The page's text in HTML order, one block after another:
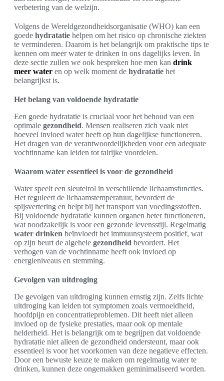
verbetering van de welzijn.
Volgens de Wereldgezondheidsorganisatie (WHO) kan een
goede hydratatie helpen om het risico op chronische ziekten
te verminderen. Daarom is het belangrijk om praktische tips te
kennen om meer water te drinken in ons dagelijks leven. In
deze sectie zullen we ook bespreken hoe men kan drink
meer water en op welk moment de hydratatie het
belangrijkst is.
Het belang van voldoende hydratatie
Een goede hydratatie is cruciaal voor het behoud van een
optimale gezondheid. Mensen realiseren zich vaak niet
hoeveel invloed water heeft op hun dagelijkse functioneren.
Het dragen van de verantwoordelijkheden voor een adequate
vochtinname kan leiden tot talrijke voordelen.
Waarom water essentieel is voor de gezondheid
Water speelt een sleutelrol in verschillende lichaamsfuncties.
Het reguleert de lichaamstemperatuur, bevordert de
spijsvertering en helpt bij het transport van voedingsstoffen.
Bij voldoende hydratatie kunnen organen beter functioneren,
wat noodzakelijk is voor een gezonde levensstijl. Regelmatig
water drinken beïnvloedt het immuunsysteem positief, wat
op zijn beurt de algehele gezondheid bevordert. Het
verhogen van de vochtinname heeft ook invloed op
energieniveaus en stemming.
Gevolgen van uitdroging
De gevolgen van uitdroging kunnen ernstig zijn. Zelfs lichte
uitdroging kan leiden tot symptomen zoals vermoeidheid,
hoofdpijn en concentratieproblemen. Dit heeft niet alleen
invloed op de fysieke prestaties, maar ook op mentale
helderheid. Het is belangrijk om te begrijpen dat voldoende
hydratatie niet alleen de gezondheid ondersteunt, maar ook
essentieel is voor het voorkomen van deze negatieve effecten.
Door een bewuste keuze te maken om regelmatig water te
drinken, kunnen deze ongemakken geminimaliseerd worden.